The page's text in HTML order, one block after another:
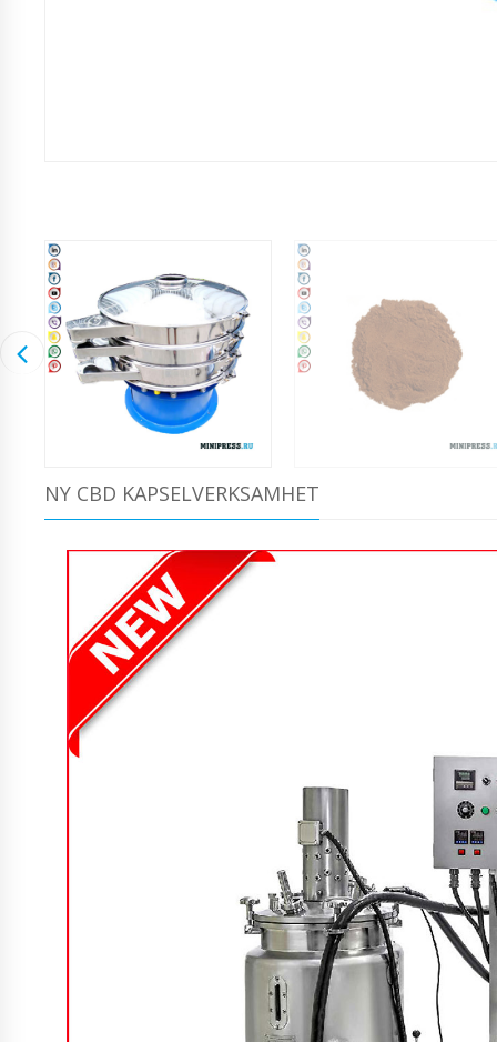
NY CBD KAPSELVERKSAMHET